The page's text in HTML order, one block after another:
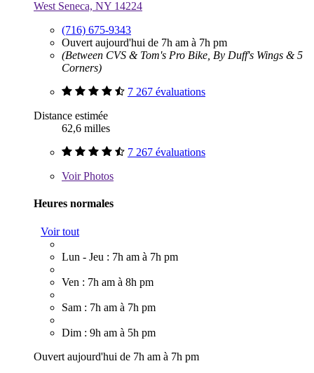
West Seneca, NY 14224
(716) 675-9343
Ouvert aujourd'hui de 7h am à 7h pm
(Between CVS & Tom's Pro Bike, By Duff's Wings & 5
Corners)
7 267 évaluations
Distance estimée
62,6 milles
7 267 évaluations
VoirPhotos
Heures normales
Voir tout
Lun - Jeu : 7h am à 7h pm
Ven : 7h am à 8h pm
Sam : 7h am à 7h pm
Dim : 9h am à 5h pm
Ouvert aujourd'hui de 7h am à 7h pm